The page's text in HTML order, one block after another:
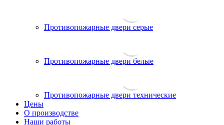
Противопожарные двери серые
Противопожарные двери белые
Противопожарные двери технические
Цены
О производстве
Наши работы